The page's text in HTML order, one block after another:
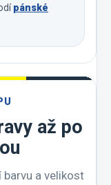
pánské
až po
a velikost